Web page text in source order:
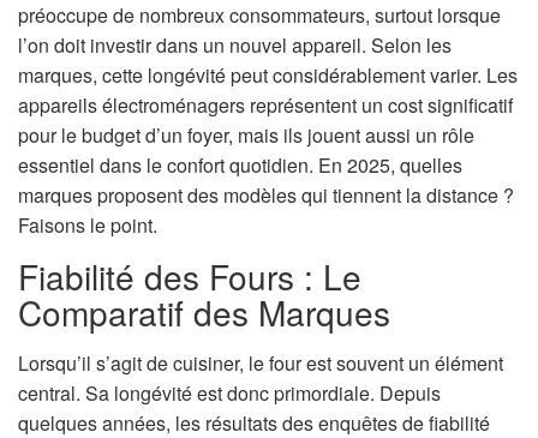
préoccupe de nombreux consommateurs, surtout lorsque
l’on doit investir dans un nouvel appareil. Selon les
marques, cette longévité peut considérablement varier. Les
appareils électroménagers représentent un cost significatif
pour le budget d’un foyer, mais ils jouent aussi un rôle
essentiel dans le confort quotidien. En 2025, quelles
marques proposent des modèles qui tiennent la distance ?
Faisons le point.
Fiabilité des Fours : Le
Comparatif des Marques
Lorsqu’il s’agit de cuisiner, le four est souvent un élément
central. Sa longévité est donc primordiale. Depuis
quelques années, les résultats des enquêtes de fiabilité